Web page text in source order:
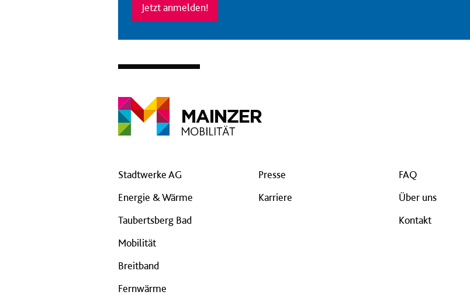
Jetzt anmelden!
Stadtwerke AG
Energie & Wärme
Taubertsberg Bad
Mobilität
Breitband
Fernwärme
Presse
Karriere
FAQ
Über uns
Kontakt